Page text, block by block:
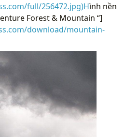
full/256472.jpg)Hình nền
Forest & Mountain “]
download/mountain-